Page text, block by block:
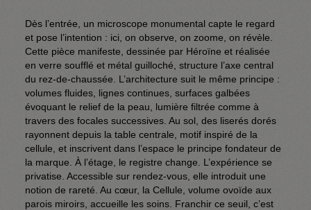
Dès l’entrée, un microscope monumental capte le regard
et pose l’intention : ici, on observe, on zoome, on révèle.
Cette pièce manifeste, dessinée par Héroïne et réalisée
en verre soufflé et métal guilloché, structure l’axe central
du rez-de-chaussée. L’architecture suit le même principe :
volumes fluides, lignes continues, surfaces galbées
évoquant le relief de la peau, lumière filtrée comme à
travers des focales successives. Au sol, des liserés dorés
rayonnent depuis la table centrale, motif inspiré de la
cellule, et inscrivent dans l’espace le principe fondateur de
la marque. À l’étage, le registre change. L’expérience se
privatise. Accessible sur rendez-vous, elle introduit une
notion de rareté. Au cœur, la Cellule, volume ovoïde aux
parois miroirs, accueille les soins. Franchir ce seuil, c’est